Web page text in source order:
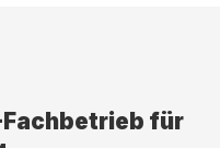
für